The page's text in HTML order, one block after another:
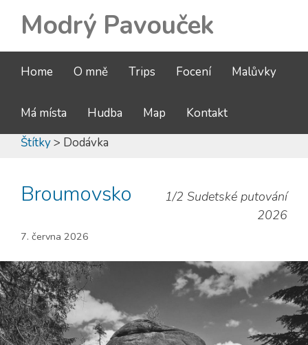
Modrý Pavouček
Home O mně Trips Focení Malůvky
Má místa Hudba Map
Kontakt
Štítky> Dodávka
Broumovsko
1/2 Sudetské putování
2026
7. června 2026